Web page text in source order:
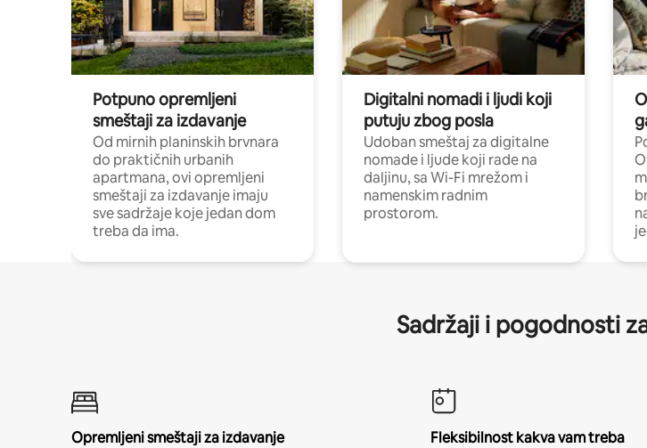
Potpuno opremljeni
smeštaji za izdavanje
Od mirnih planinskih brvnara
do praktičnih urbanih
apartmana, ovi opremljeni
smeštaji za izdavanje imaju
sve sadržaje koje jedan dom
treba da ima.
Digitalni nomadi i ljudi koji
putuju zbog posla
Udoban smeštaj za digitalne
nomade i ljude koji rade na
daljinu, sa Wi-Fi mrežom i
namenskim radnim
prostorom.
Sadržaji i pogodnosti
Opremljeni smeštaji za izdavanje
Fleksibilnost kakva vam treba